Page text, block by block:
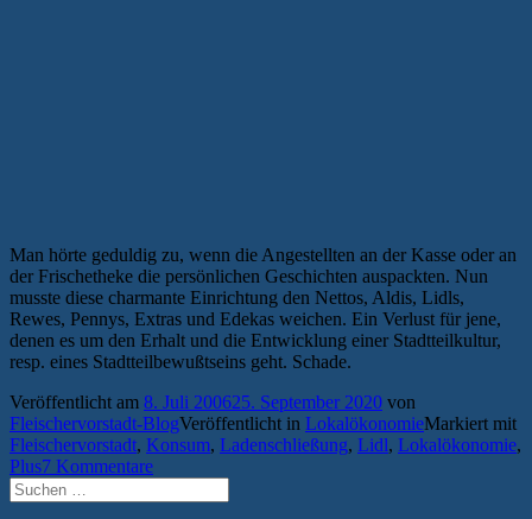
Man hörte geduldig zu, wenn die Angestellten an der Kasse oder an
der Frischetheke die persönlichen Geschichten auspackten. Nun
musste diese charmante Einrichtung den Nettos, Aldis, Lidls,
Rewes, Pennys, Extras und Edekas weichen. Ein Verlust für jene,
denen es um den Erhalt und die Entwicklung einer Stadtteilkultur,
resp. eines Stadtteilbewußtseins geht. Schade.
Veröffentlicht am 8. Juli 200625. September 2020 von
Fleischervorstadt-BlogVeröffentlicht in LokalökonomieMarkiert mit
Fleischervorstadt, Konsum, Ladenschließung, Lidl, Lokalökonomie,
Plus7 Kommentare
Suchen
nach: